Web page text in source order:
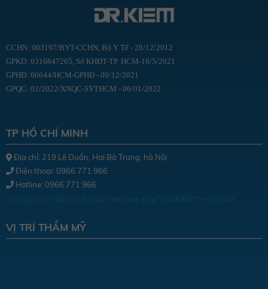
CCHN: 003197/BYT-CCHN, Bộ Y Tế - 28/12/2012
GPKD: 0316847265, Sở KHĐT-TP. HCM-10/5/2021
GPHĐ: 06644/HCM-GPHĐ - 09/12/2021
GPQC: 02/2022/XNQC-SYTHCM - 06/01/2022
TP HỒ CHÍ MINH
Địa chỉ: 219 Lê Duẩn, Hai Bà Trưng, hà Nội
Điện thoại: 0966 771 966
Hotline: 0966 771 966
<script src="https://uhchat.net/code.php?f=dd0b8f"></script>
VỊ TRÍ THẨM MỸ